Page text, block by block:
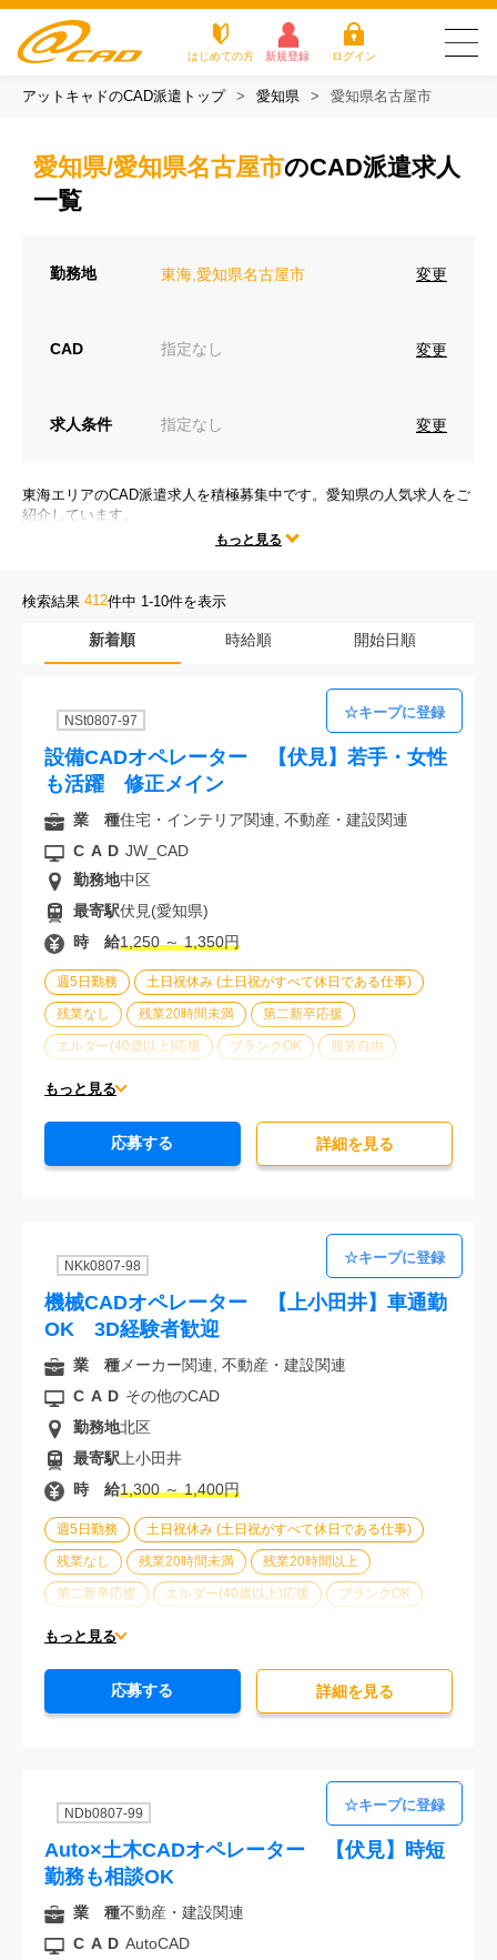
はじめての方 新規登録 ログイン
アットキャドが選ばれる3つの理由
お役立ちコラム
会社案内
お電話でのお問い合わせ
0120-630-660 大 阪 0120-057-727
0120-978-186
電話受付：平日 9:15～19:00
方
探す
ム
質問
アットキャドのCAD派遣トップ 愛知県 愛知県名古屋市
愛知県/愛知県名古屋市のCAD派遣求人
一覧
勤務地 東海,愛知県名古屋市 変更
CAD 指定なし 変更
求人条件 指定なし 変更
東海エリアのCAD派遣求人を積極募集中です。愛知県の人気求人をご
紹介しています。
テレワークや時短勤務、残業なしなどの人気な働き方だけではなく、
もっと見る
検索結果 412件中 1-10件を表示
新着順 時給順 開始日順
NSt0807-97
設備CADオペレーター 【伏見】若手・女性
も活躍 修正メイン
週5日勤務 土日祝休み (土日祝がすべて休日である仕事)
残業なし 残業20時間未満 第二新卒応援
エルダー(40歳以上)応援 ブランクOK 服装自由
オフィスが禁煙
もっと見る
業 種住宅・インテリア関連, 不動産・建設関連
CAD JW_CAD
勤務地中区
最寄駅伏見(愛知県)
時 給1,250 ～ 1,350円
応募する 詳細を⾒る
NKk0807-98
機械CADオペレーター 【上小田井】車通勤
OK 3D経験者歓迎
週5日勤務 土日祝休み (土日祝がすべて休日である仕事)
残業なし 残業20時間未満 残業20時間以上
第二新卒応援 エルダー(40歳以上)応援 ブランクOK
制服あり
もっと見る
業 種メーカー関連, 不動産・建設関連
CAD その他のCAD
勤務地北区
最寄駅上小田井
時 給1,300 ～ 1,400円
応募する 詳細を⾒る
NDb0807-99
Auto×土木CADオペレーター 【伏見】時短
勤務も相談OK
業 種不動産・建設関連
CAD AutoCAD